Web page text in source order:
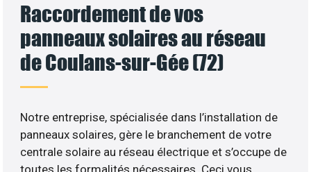
Raccordement de vos
panneaux solaires au réseau
de Coulans-sur-Gée (72)
Notre entreprise, spécialisée dans l’installation de
panneaux solaires, gère le branchement de votre
centrale solaire au réseau électrique et s’occupe de